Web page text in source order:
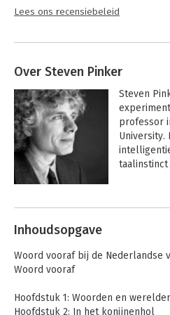
Lees ons recensiebeleid
Over Steven Pinker
Steven
professor
University.
taalinstinct
(2007).
taalkunde,
maakt hem
Andere boeken
Inhoudsopgave
Woord vooraf bij de Nederlandse
Woord vooraf
Hoofdstuk 1: Woorden en
Hoofdstuk 2: In het konijnenhol